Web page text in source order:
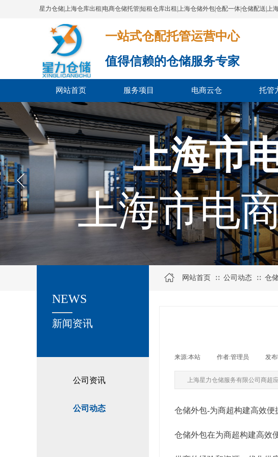
星力仓储|上海仓库出租|电商仓储托管|短租仓库出租|上海仓储外包|仓配一体|仓储配送|上
一站式仓配托管运营中心​​​​​​​​​​​​​​​​​
值得信赖的仓储服务专家
网站首页 服务项目 电商云仓 托管
上海市
上海市电
公司资讯
公司动态
关于我们
新闻资讯
NEWS
网站首页 ∷ 公司动态 ∷ 仓
来源:本站 作者:管理员 发
上海星力仓储服务有限公司商超
仓储外包-为商超构建高效便
仓储外包在为商超构建高效